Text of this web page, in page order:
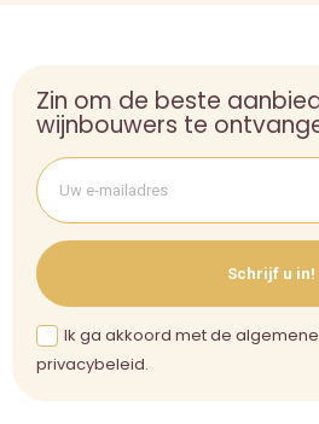
Zin om de beste
wijnbouwers te
Schrijf u in!
Ik ga akkoord met de
privacybeleid.